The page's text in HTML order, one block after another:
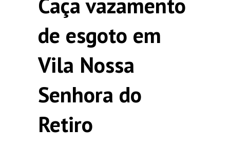
de esgoto em
Vila Nossa
Senhora do
Retiro